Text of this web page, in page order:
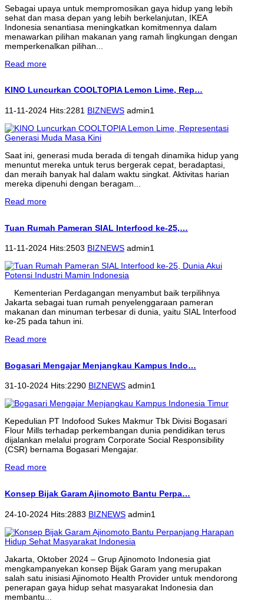
Sebagai upaya untuk mempromosikan gaya hidup yang lebih
sehat dan masa depan yang lebih berkelanjutan, IKEA
Indonesia senantiasa meningkatkan komitmennya dalam
menawarkan pilihan makanan yang ramah lingkungan dengan
memperkenalkan pilihan...
Read more
KINO Luncurkan COOLTOPIA Lemon Lime, Rep…
11-11-2024 Hits:2281 BIZNEWS admin1
Saat ini, generasi muda berada di tengah dinamika hidup yang
menuntut mereka untuk terus bergerak cepat, beradaptasi,
dan meraih banyak hal dalam waktu singkat. Aktivitas harian
mereka dipenuhi dengan beragam...
Read more
Tuan Rumah Pameran SIAL Interfood ke-25,…
11-11-2024 Hits:2503 BIZNEWS admin1
Kementerian Perdagangan menyambut baik terpilihnya
Jakarta sebagai tuan rumah penyelenggaraan pameran
makanan dan minuman terbesar di dunia, yaitu SIAL Interfood
ke-25 pada tahun ini.
Read more
Bogasari Mengajar Menjangkau Kampus Indo…
31-10-2024 Hits:2290 BIZNEWS admin1
Kepedulian PT Indofood Sukes Makmur Tbk Divisi Bogasari
Flour Mills terhadap perkembangan dunia pendidikan terus
dijalankan melalui program Corporate Social Responsibility
(CSR) bernama Bogasari Mengajar.
Read more
Konsep Bijak Garam Ajinomoto Bantu Perpa…
24-10-2024 Hits:2883 BIZNEWS admin1
Jakarta, Oktober 2024 – Grup Ajinomoto Indonesia giat
mengkampanyekan konsep Bijak Garam yang merupakan
salah satu inisiasi Ajinomoto Health Provider untuk mendorong
penerapan gaya hidup sehat masyarakat Indonesia dan
membantu...